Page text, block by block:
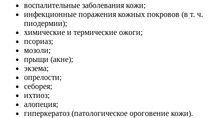
воспалительные заболевания кожи;
инфекционные поражения кожных покровов (в т. ч.
пиодермии);
химические и термические ожоги;
псориаз;
мозоли;
прыщи (акне);
экзема;
опрелости;
себорея;
ихтиоз;
алопеция;
гиперкератоз (патологическое ороговение кожи).